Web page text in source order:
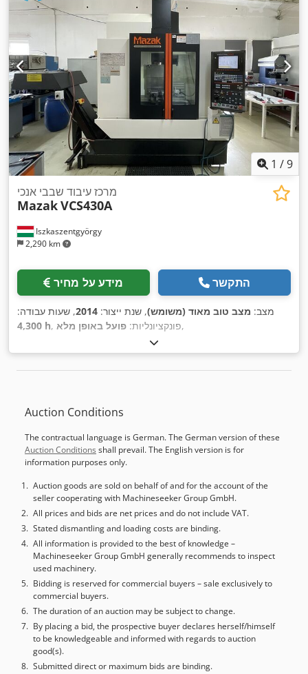
1 /9
Iszkaszentgyörgy
2,290 km
מרכז עיבוד שבבי אנכי
MazakVCS430A
מידע על מחיר התקשר
מצב: מצב טוב מאוד (משומש), שנת ייצור: 2014, שעות עבודה:
4,300 h
, פונקציונליות: פועל באופן מלא ,
Auction Conditions
The contractual language is German. The German version of these
Auction Conditions shall prevail. The English version is for
information purposes only.
Auction goods are sold on behalf of and for the account of the
seller cooperating with Machineseeker Group GmbH.
All prices and bids are net prices and do not include VAT.
Stated dismantling and loading costs are binding.
All information is provided to the best of knowledge –
Machineseeker Group GmbH generally recommends to inspect
used machinery.
Bidding is reserved for commercial buyers – sale exclusively to
commercial buyers.
The duration of an auction may be subject to change.
By placing a bid, the prospective buyer declares herself/himself
to be knowledgeable and informed with regards to auction
good(s).
Submitted direct or maximum bids are binding.